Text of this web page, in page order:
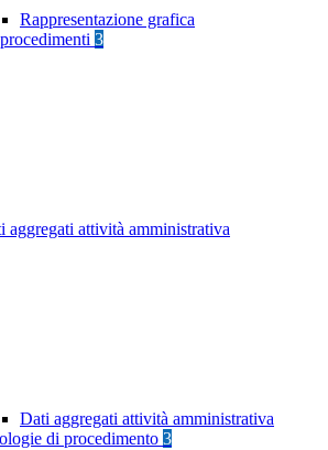
Rappresentazione grafica
3
aggregati attività amministrativa
Dati aggregati attività amministrativa
di procedimento 3